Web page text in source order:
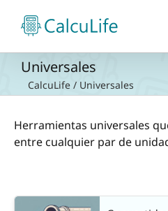
contenido
Universales
CalcuLife / Universales
Herramientas universales
entre cualquier par de